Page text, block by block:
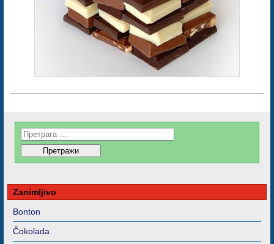
Zanimljivo
Bonton
Čokolada